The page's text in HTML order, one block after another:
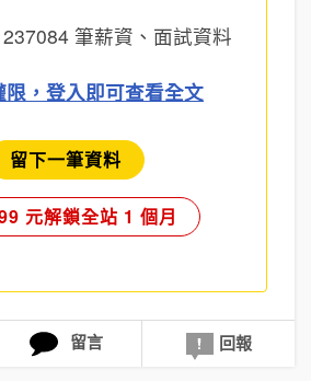
237084 筆薪資、面試資料
限，登入即可查看全文
留下一筆資料
元解鎖全站 1 個月
留言 回報